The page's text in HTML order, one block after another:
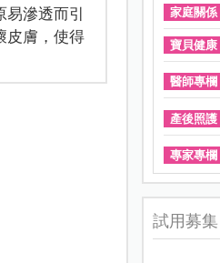
易滲透而引
皮膚，使得
家庭關係
寶貝健康
醫師專欄
產後照護
專家專欄
試用募集